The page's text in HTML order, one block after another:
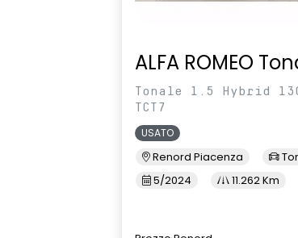
ALFA ROMEO
Tonale 1.5 Hybrid
TCT7
USATO
Renord Piacenza
5/2024
11.262 Km